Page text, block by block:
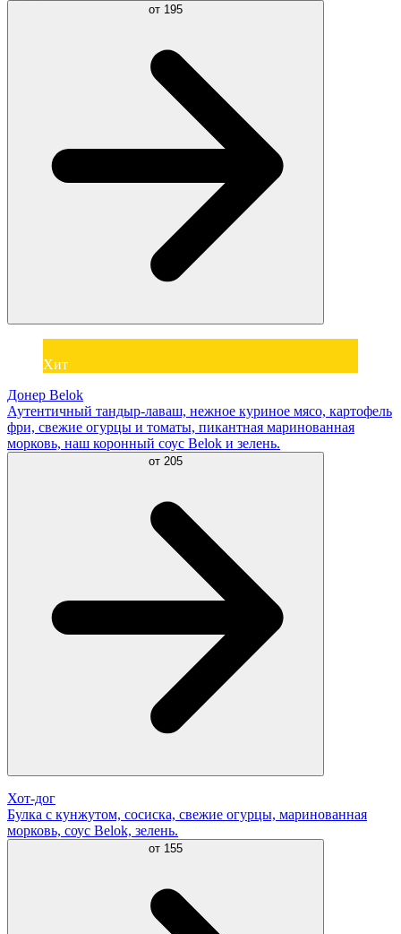
от 195
Хит
Донер Belok
Аутентичный тандыр-лаваш, нежное куриное мясо, картофель
фри, свежие огурцы и томаты, пикантная маринованная
морковь, наш коронный соус Belok и зелень.
от 205
Хот-дог
Булка с кунжутом, сосиска, свежие огурцы, маринованная
морковь, соус Belok, зелень.
от 155